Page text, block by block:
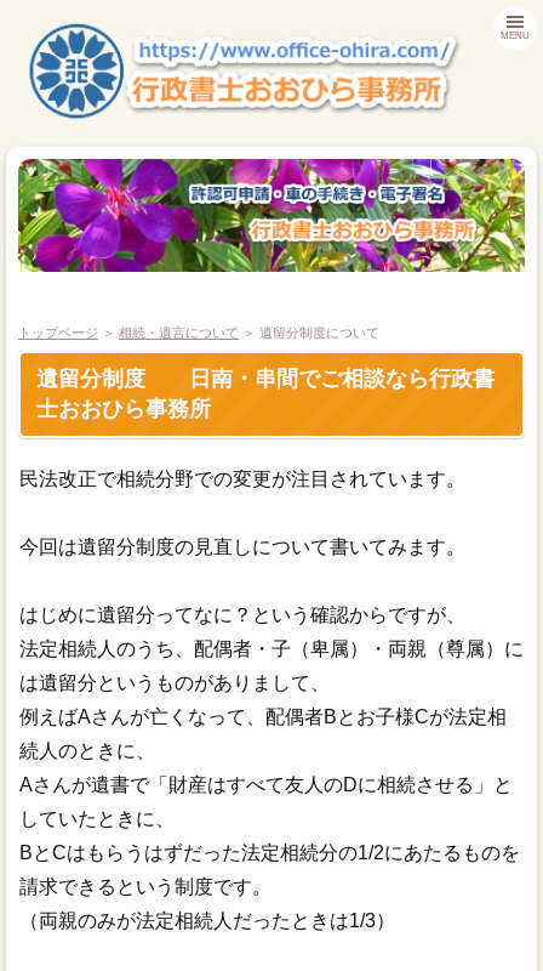
MENU
ＴＯＰ
トップページ ＞ 相続・遺言について ＞ 遺留分制度について
遺留分制度 日南・串間でご相談なら行政書
士おおひら事務所
民法改正で相続分野での変更が注目されています。
今回は遺留分制度の見直しについて書いてみます。
はじめに遺留分ってなに？という確認からですが、
法定相続人のうち、配偶者・子（卑属）・両親（尊属）に
は遺留分というものがありまして、
例えばAさんが亡くなって、配偶者Bとお子様Cが法定相
続人のときに、
Aさんが遺書で「財産はすべて友人のDに相続させる」と
していたときに、
BとCはもらうはずだった法定相続分の1/2にあたるものを
請求できるという制度です。
（両親のみが法定相続人だったときは1/3）